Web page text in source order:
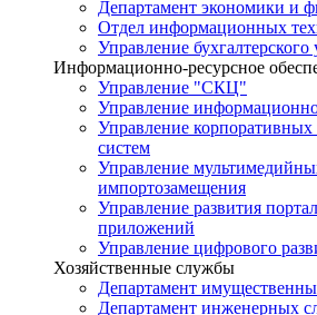
Департамент экономики и
Отдел информационных
Управление бухгалтерского
Информационно-ресурсное
Управление "СКЦ"
Управление
Управление
систем
Управление
импортозамещения
Управление развития
приложений
Управление цифрового
Хозяйственные службы
Департамент
Департамент инженерных